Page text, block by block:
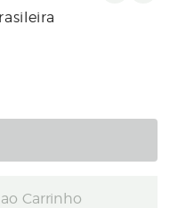
Carrinho